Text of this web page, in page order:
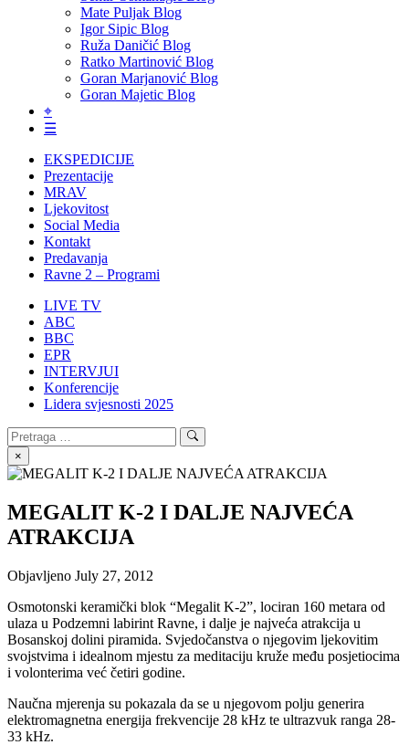
Mate Puljak Blog
Igor Sipic Blog
Ruža Daničić Blog
Ratko Martinović Blog
Goran Marjanović Blog
Goran Majetic Blog
⌖
☰
EKSPEDICIJE
Prezentacije
MRAV
Ljekovitost
Social Media
Kontakt
Predavanja
Ravne 2 – Programi
LIVE TV
ABC
BBC
EPR
INTERVJUI
Konferencije
Lidera svjesnosti 2025
Search
for:
Search
×
MEGALIT K-2 I DALJE NAJVEĆA
ATRAKCIJA
Objavljeno July 27, 2012
Osmotonski keramički blok “Megalit K-2”, lociran 160 metara od
ulaza u Podzemni labirint Ravne, i dalje je najveća atrakcija u
Bosanskoj dolini piramida. Svjedočanstva o njegovim ljekovitim
svojstvima i idealnom mjestu za meditaciju kruže među posjetiocima
i volonterima već četiri godine.
Naučna mjerenja su pokazala da se u njegovom polju generira
elektromagnetna energija frekvencije 28 kHz te ultrazvuk ranga 28-
33 kHz.